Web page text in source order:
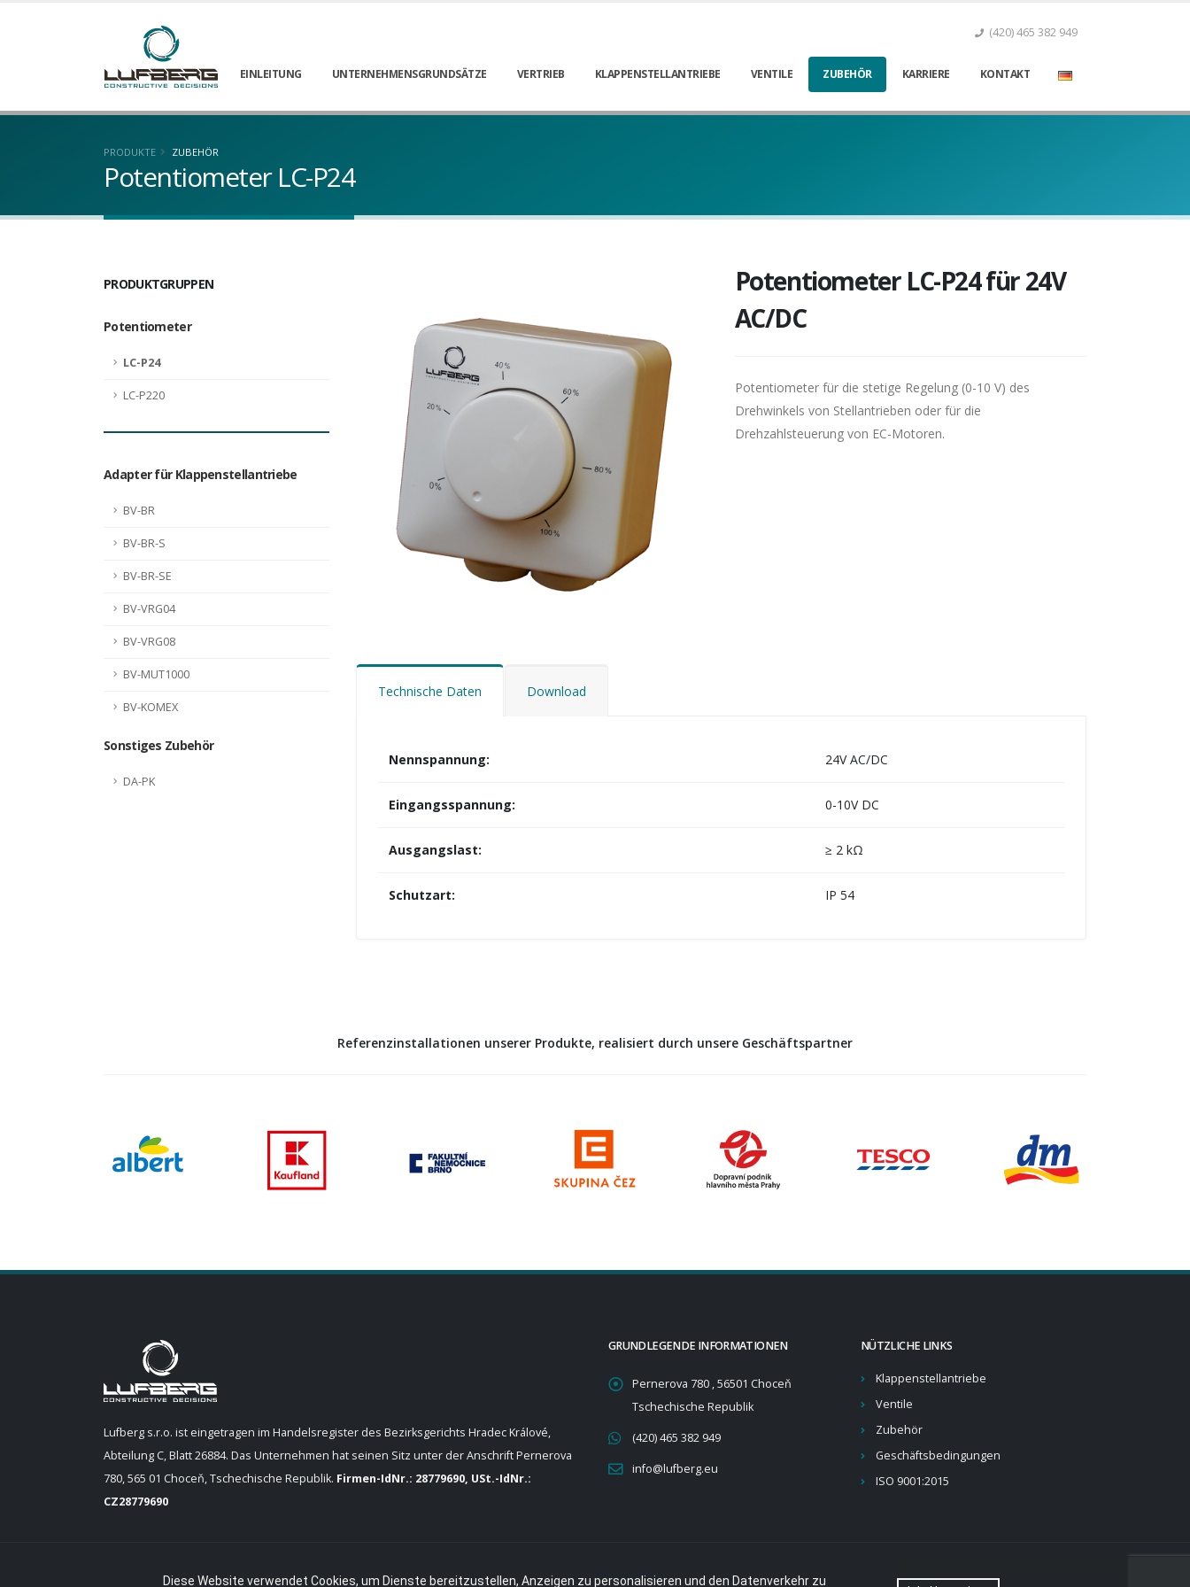
(420) 465 382 949
EINLEITUNG UNTERNEHMENSGRUNDSÄTZE VERTRIEB KLAPPENSTELLANTRIEBE VENTILE ZUBEHÖR KARRIERE KONTAKT
PRODUKTE ZUBEHÖR
Potentiometer LC-P24
Potentiometer LC-P24 für 24V
AC/DC
Potentiometer für die stetige Regelung (0-10 V) des
Drehwinkels von Stellantrieben oder für die
Drehzahlsteuerung von EC-Motoren.
Technische Daten Download
Nennspannung: 24V AC/DC
Eingangsspannung: 0-10V DC
Ausgangslast: ≥ 2 kΩ
Schutzart: IP 54
PRODUKTGRUPPEN
Potentiometer
LC-P24
LC-P220
Adapter für Klappenstellantriebe
BV-BR
BV-BR-S
BV-BR-SE
BV-VRG04
BV-VRG08
BV-MUT1000
BV-KOMEX
Sonstiges Zubehör
DA-PK
Referenzinstallationen unserer Produkte, realisiert durch unsere Geschäftspartner
Lufberg s.r.o. ist eingetragen im Handelsregister des Bezirksgerichts Hradec Králové,
Abteilung C, Blatt 26884. Das Unternehmen hat seinen Sitz unter der Anschrift Pernerova
780, 565 01 Choceň, Tschechische Republik. Firmen-IdNr.: 28779690, USt.-IdNr.:
CZ28779690
GRUNDLEGENDE INFORMATIONEN
Pernerova 780 , 56501 Choceň
Tschechische Republik
(420) 465 382 949
info@lufberg.eu
NÜTZLICHE LINKS
Klappenstellantriebe
Ventile
Zubehör
Geschäftsbedingungen
ISO 9001:2015
© Copyright 2009 - 2026. Created by:foxpromo.cz. All rights reserved.
Diese Website verwendet Cookies, um Dienste bereitzustellen, Anzeigen zu personalisieren und den Datenverkehr zu